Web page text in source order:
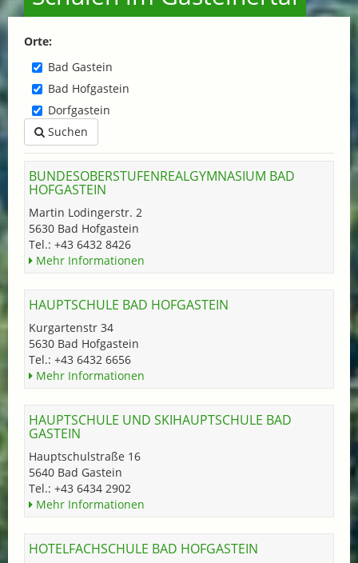
Orte:
Bad Gastein
Bad Hofgastein
Dorfgastein
Suchen
BUNDESOBERSTUFENREALGYMNASIUM BAD
HOFGASTEIN
Martin Lodingerstr. 2
5630 Bad Hofgastein
Tel.: +43 6432 8426
Mehr Informationen
HAUPTSCHULE BAD HOFGASTEIN
Kurgartenstr 34
5630 Bad Hofgastein
Tel.: +43 6432 6656
Mehr Informationen
HAUPTSCHULE UND SKIHAUPTSCHULE BAD
GASTEIN
Hauptschulstraße 16
5640 Bad Gastein
Tel.: +43 6434 2902
Mehr Informationen
HOTELFACHSCHULE BAD HOFGASTEIN